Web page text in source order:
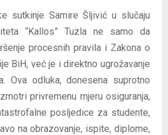
sutkinje Samire Šljivić u slučaju
“Kallos” Tuzla ne samo da
procesnih pravila i Zakona o
BiH, već je i direktno ugrožavanje
Ova odluka, donesena suprotno
privremenu mjeru osiguranja,
posljedice za studente,
na obrazovanje, ispite, diplome,